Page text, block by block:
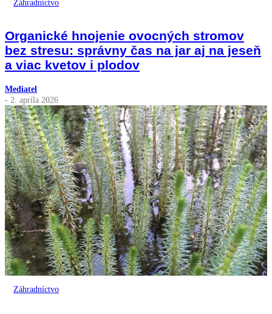
Záhradníctvo
Organické hnojenie ovocných stromov
bez stresu: správny čas na jar aj na jeseň
a viac kvetov i plodov
Mediatel
- 2. apríla 2026
Záhradníctvo